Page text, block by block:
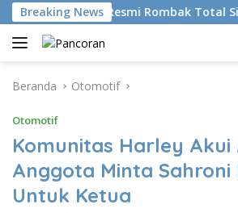
Langsung
ke
konten
Breaking News
BRMS Resmi Rombak Total
Beranda Otomotif
Otomotif
Komunitas Harley Akui
Anggota Minta Sahroni
Untuk Ketua